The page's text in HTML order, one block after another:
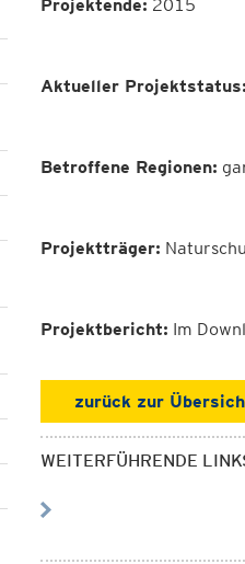
Projektende: 2015
Aktueller Projektstatus:
Betroffene Regionen:
Projektträger:
Projektbericht: Im
zurück zur
WEITERFÜHRENDE